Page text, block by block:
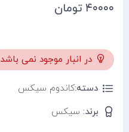
۴۰۰۰۰ تومان
در انبار موجود نمی باشد
دسته:کاندوم سیکس
برند: سیکس